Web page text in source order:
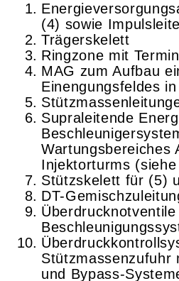
(4) sowie
Trägerskelett
Ringzone mit
MAG zum Aufbau
Einengungsfeldes
Supraleitende
Wartungsbereiches
Injektorturms (siehe
Stützskelett für (5)
DT-
Stützmassenzufuhr
und Bypass-